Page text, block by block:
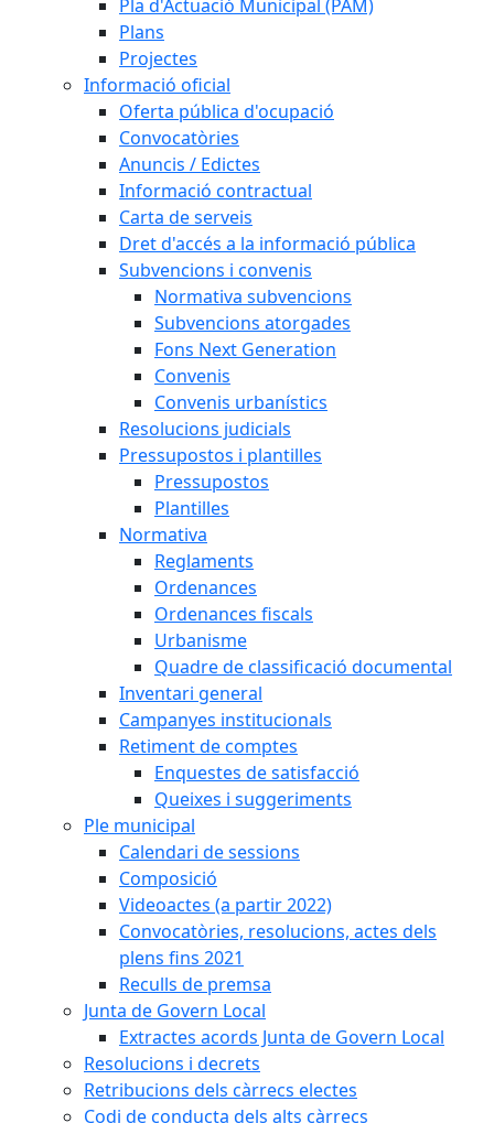
Pla d'Actuació Municipal (PAM)
Plans
Projectes
Informació oficial
Oferta pública d'ocupació
Convocatòries
Anuncis / Edictes
Informació contractual
Carta de serveis
Dret d'accés a la informació pública
Subvencions i convenis
Normativa subvencions
Subvencions atorgades
Fons Next Generation
Convenis
Convenis urbanístics
Resolucions judicials
Pressupostos i plantilles
Pressupostos
Plantilles
Normativa
Reglaments
Ordenances
Ordenances fiscals
Urbanisme
Quadre de classificació documental
Inventari general
Campanyes institucionals
Retiment de comptes
Enquestes de satisfacció
Queixes i suggeriments
Ple municipal
Calendari de sessions
Composició
Videoactes (a partir 2022)
Convocatòries, resolucions, actes dels
plens fins 2021
Reculls de premsa
Junta de Govern Local
Extractes acords Junta de Govern Local
Resolucions i decrets
Retribucions dels càrrecs electes
Codi de conducta dels alts càrrecs